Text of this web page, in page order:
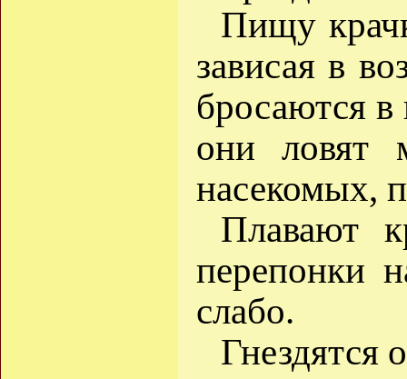
Пищу
зависая в
бросаются в
они ловят
насекомых,
Плавают
перепонки
слабо.
Гнездятся